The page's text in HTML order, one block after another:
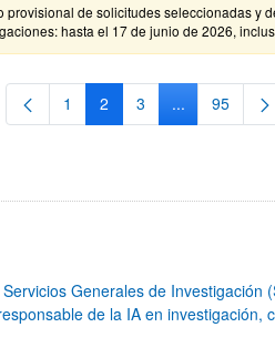
provisional de solicitudes seleccionadas y
hasta el 17 de junio de 2026,
Página
1 Página
2 Página
3 ...PáginasPágina
95
Generales de Investigación
de la IA en investigación,